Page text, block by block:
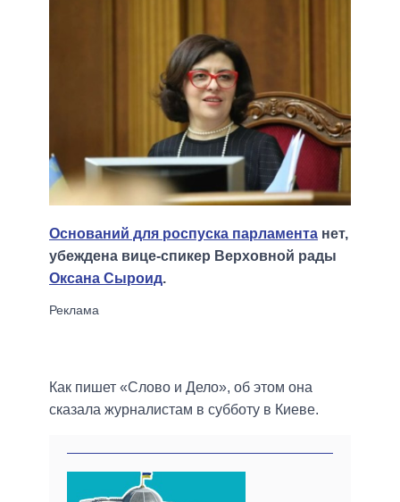
Оснований для роспуска парламента нет,
убеждена вице-спикер Верховной рады
Оксана Сыроид.
Как пишет «Слово и Дело», об этом она
сказала журналистам в субботу в Киеве.